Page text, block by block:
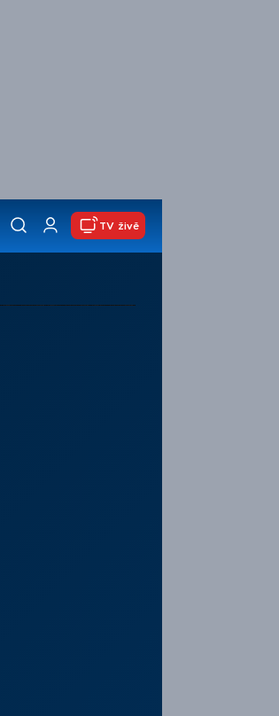
TV živě